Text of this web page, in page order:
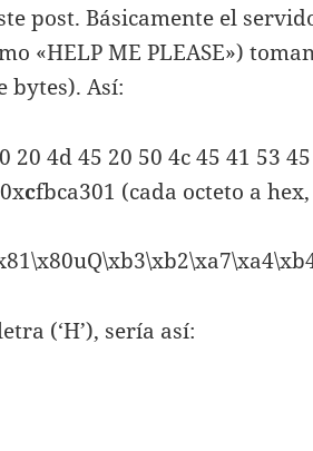
post. Básicamente el
«HELP ME PLEASE»)
bytes). Así:
20 4d 45 20 50 4c 45 41 53 45
cfbca301 (cada octeto a hex,
(‘H’), sería así: